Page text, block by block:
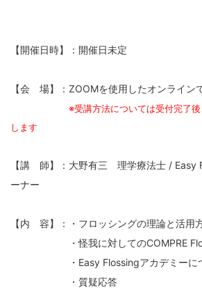
【開催日時】：開催日未定
【会 場】：ZOOMを使用したオンライン
※受講方法については受付完了
します
【講 師】：大野有三 理学療法士 / Easy
ーナー
【内 容】：・フロッシングの理論と活用
・怪我に対してのCOMPRE Floss
・Easy Flossingアカデミーに
・質疑応答